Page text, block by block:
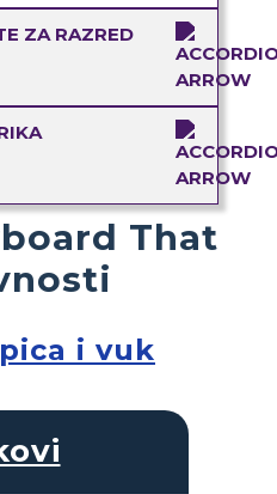
ZA RAZRED
That
i vuk